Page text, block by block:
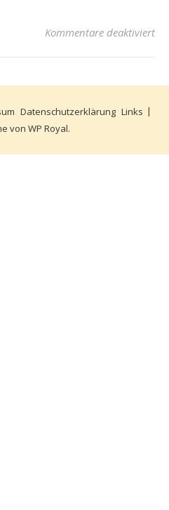
Kommentare deaktiviertfür
Datenschutzerklärung Links
von WP Royal.